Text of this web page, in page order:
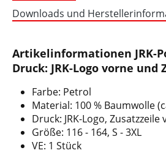
Downloads und
Artikelinformationen JRK-
Druck: JRK-Logo vorne und
Farbe: Petrol
Material: 100 % Baumwolle
Druck: JRK-Logo, Zusatzzeile
Größe: 116 - 164, S - 3XL
VE: 1 Stück